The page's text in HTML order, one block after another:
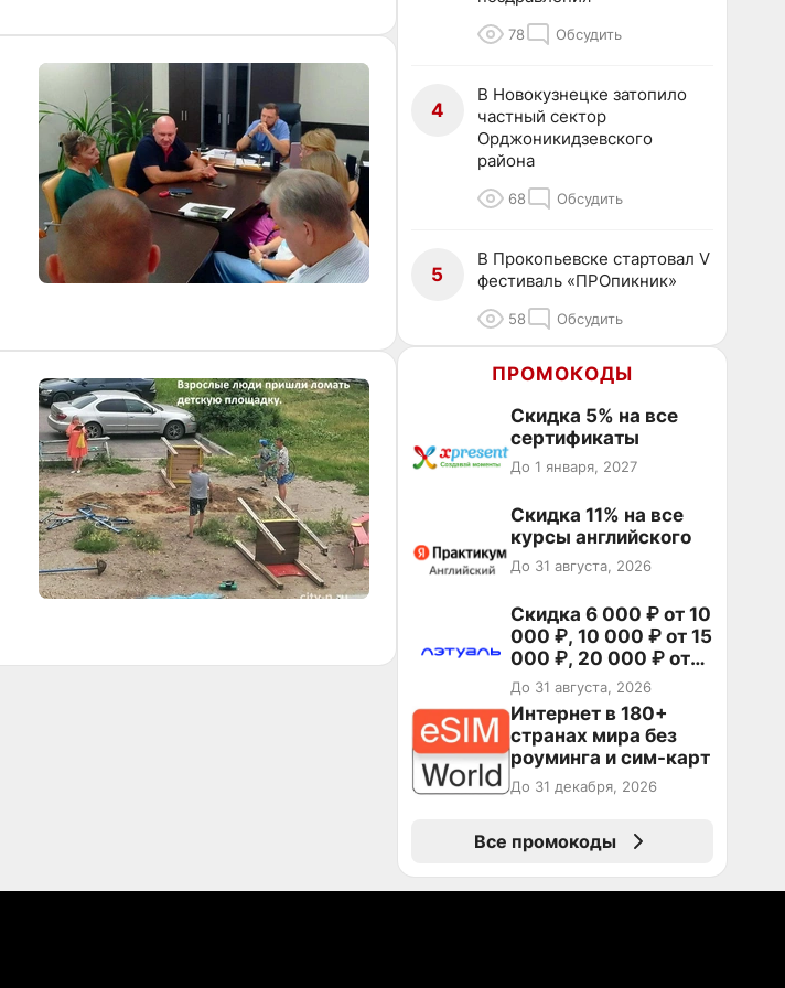
78 Обсудить
4
В Новокузнецке затопило
частный сектор
Орджоникидзевского
района
68 Обсудить
5
В Прокопьевске стартовал V
фестиваль «ПРОпикник»
58 Обсудить
ПРОМОКОДЫ
Скидка 5% на все
сертификаты
До 1 января, 2027
Скидка 11% на все
курсы английского
До 31 августа, 2026
Скидка 6 000 ₽ от 10
000 ₽, 10 000 ₽ от 15
000 ₽, 20 000 ₽ от
30 000 ₽ и 35 000 ₽
от 50 000 ₽ на
первый и все
повторные заказы по
промокоду НАБЕРИ
До 31 августа, 2026
Интернет в 180+
странах мира без
роуминга и сим-карт
До 31 декабря, 2026
Все промокоды